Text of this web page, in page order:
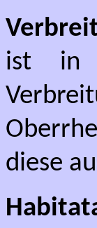
ist in
diese